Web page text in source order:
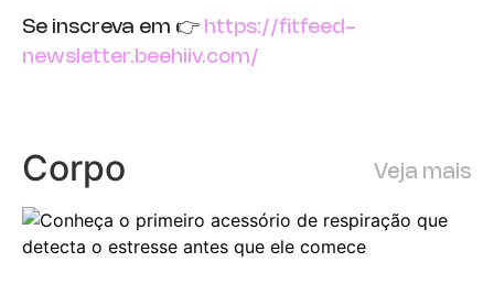
Se inscreva em 👉 https://fitfeed-
newsletter.beehiiv.com/
Corpo Veja mais